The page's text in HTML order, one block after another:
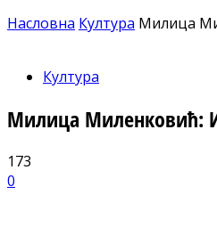
Насловна Култура Милица
Култура
Милица Миленковић:
173
0